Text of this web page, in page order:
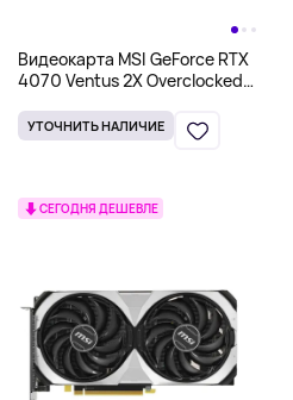
Видеокарта MSI GeForce RTX
4070 Ventus 2X Overclocked
УТОЧНИТЬ НАЛИЧИЕ
СЕГОДНЯ ДЕШЕВЛЕ